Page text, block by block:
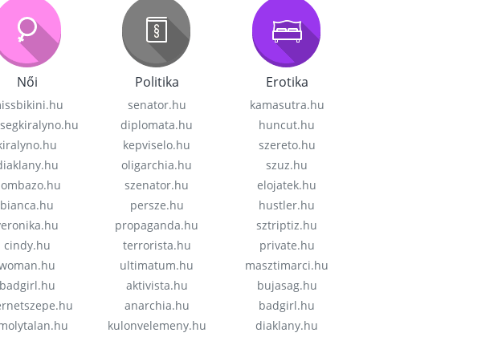
Női
bianca.hu
cindy.hu
badgirl.hu
Politika
senator.hu
diplomata.hu
kepviselo.hu
oligarchia.hu
szenator.hu
persze.hu
propaganda.hu
terrorista.hu
ultimatum.hu
aktivista.hu
anarchia.hu
kulonvelemeny.hu
Erotika
kamasutra.hu
huncut.hu
szereto.hu
szuz.hu
elojatek.hu
hustler.hu
sztriptiz.hu
private.hu
masztimarci.hu
bujasag.hu
badgirl.hu
diaklany.hu